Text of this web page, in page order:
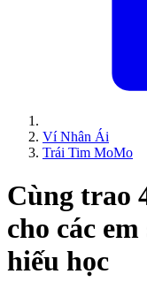
Ví Nhân Ái
Trái Tim MoMo
Cùng trao
cho các
hiếu học